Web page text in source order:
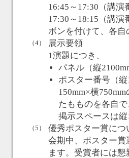
16:45～17:30（講演
17:30～18:15（講
ボンを付けて、各
（4）
展示要領
1演題につき、
パネル（縦
ポスター番号（
150mm×横
たもものを各自
掲示スペースは
（5）
優秀ポスター賞につ
会期中、ポスター
ます。受賞者には